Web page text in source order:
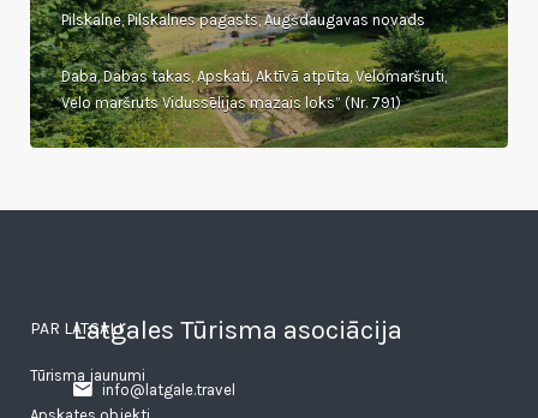
Pilskalne, Pilskalnes pagasts, Augšdaugavas novads
Daba, Dabas takas, Apskati, Aktīvā atpūta, Velomaršruti,
Velo maršruts Vidussēlijas mazais loks” (Nr. 791)
Latgales Tūrisma asociācija
info@latgale.travel
PAR LATGALI
Tūrisma jaunumi